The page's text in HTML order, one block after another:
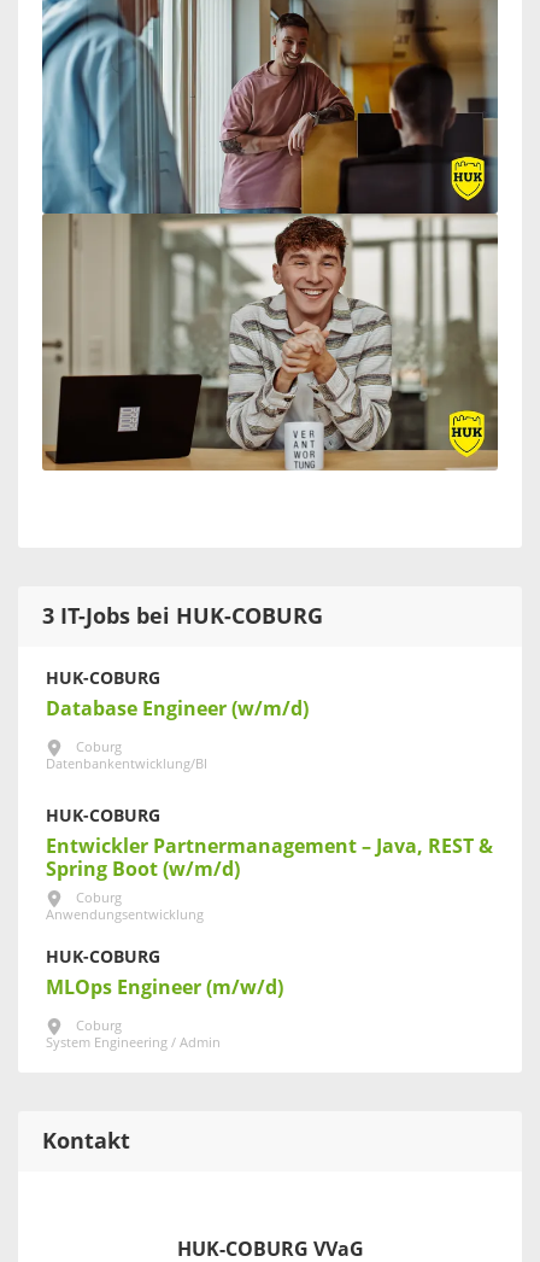
3 IT-Jobs bei HUK-COBURG
HUK-COBURG
Database Engineer (w/m/d)
Coburg
Datenbankentwicklung/BI
HUK-COBURG
Entwickler Partnermanagement – Java, REST &
Spring Boot (w/m/d)
Coburg
Anwendungsentwicklung
HUK-COBURG
MLOps Engineer (m/w/d)
Coburg
System Engineering / Admin
Kontakt
HUK-COBURG VVaG